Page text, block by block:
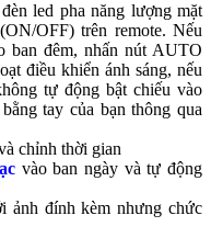
led pha năng lượng mặt
OFF) trên remote. Nếu
ban đêm, nhấn nút AUTO
điều khiển ánh sáng, nếu
tự động bật chiếu vào
tay của bạn thông qua
chỉnh thời gian
vào ban ngày và tự động
ảnh đính kèm nhưng chức